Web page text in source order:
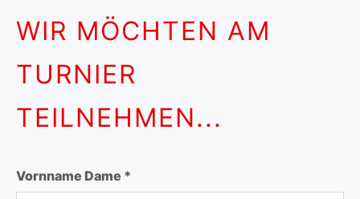
WIR MÖCHTEN AM
TURNIER
TEILNEHMEN...
Vornname Dame *